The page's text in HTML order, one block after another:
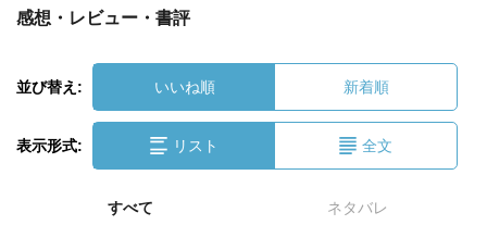
感想・レビュー・書評
並び替え: いいね順 新着順
表示形式: リスト 全文
すべて ネタバレ